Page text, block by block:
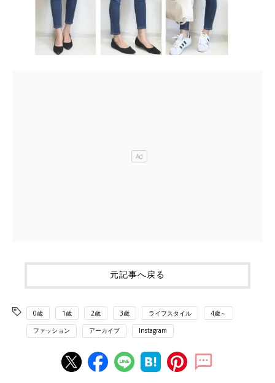
元記事へ戻る
0歳 1歳 2歳 3歳 ライフスタイル 4歳～
ファッション アーカイブ Instagram